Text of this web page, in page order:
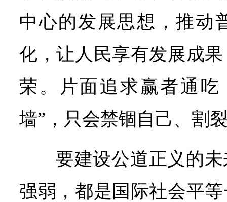
中心的发展思想，推动
化，让人民享有发展成
荣。片面追求赢者通吃
墙”，只会禁锢自己、割
要建设公道正义的
强弱，都是国际社会平